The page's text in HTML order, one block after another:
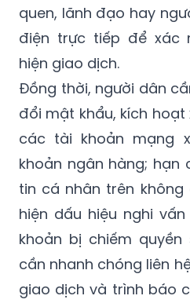
quen, lãnh đạo hay
điện trực tiếp để xác
hiện giao dịch.
Đồng thời, người dân
đổi mật khẩu, kích
các tài khoản mạng
khoản ngân hàng; hạn
tin cá nhân trên không
hiện dấu hiệu nghi
khoản bị chiếm
cần nhanh chóng liên
giao dịch và trình báo